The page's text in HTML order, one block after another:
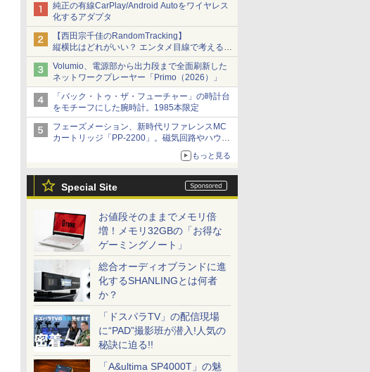
純正の有線CarPlay/Android Autoをワイヤレス
化するアダプタ
【西田宗千佳のRandomTracking】
縦横比はどれがいい？ エンタメ目線で考える、
サムスン新「Galaxy Z Fold」
Volumio、電源部から出力段まで全面刷新した
ネットワークプレーヤー「Primo（2026）」
「バック・トゥ・ザ・フューチャー」の時計台
をモチーフにした腕時計。1985本限定
フェーズメーション、新時代リファレンスMC
カートリッジ「PP-2200」。磁気回路やハウジ
もっと見る
Special Site
お値段そのままでメモリ倍
増！メモリ32GBの「お得な
ゲーミングノート」
総合オーディオブランドに進
化するSHANLINGとは何者
か？
「ドスパラTV」の配信現場
に“PAD”撮影班が潜入!人気の
秘訣に迫る!!
「A&ultima SP4000T」の魅